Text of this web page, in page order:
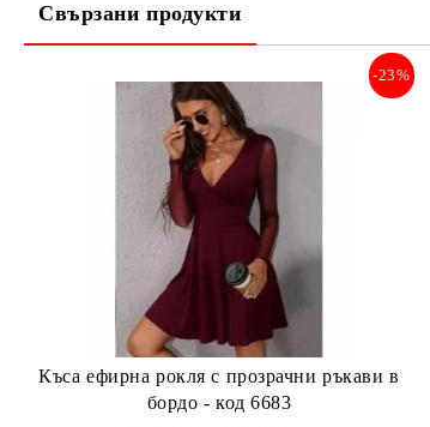
Свързани продукти
Къса ефирна рокля с прозрачни ръкави в
бордо - код 6683
-23%